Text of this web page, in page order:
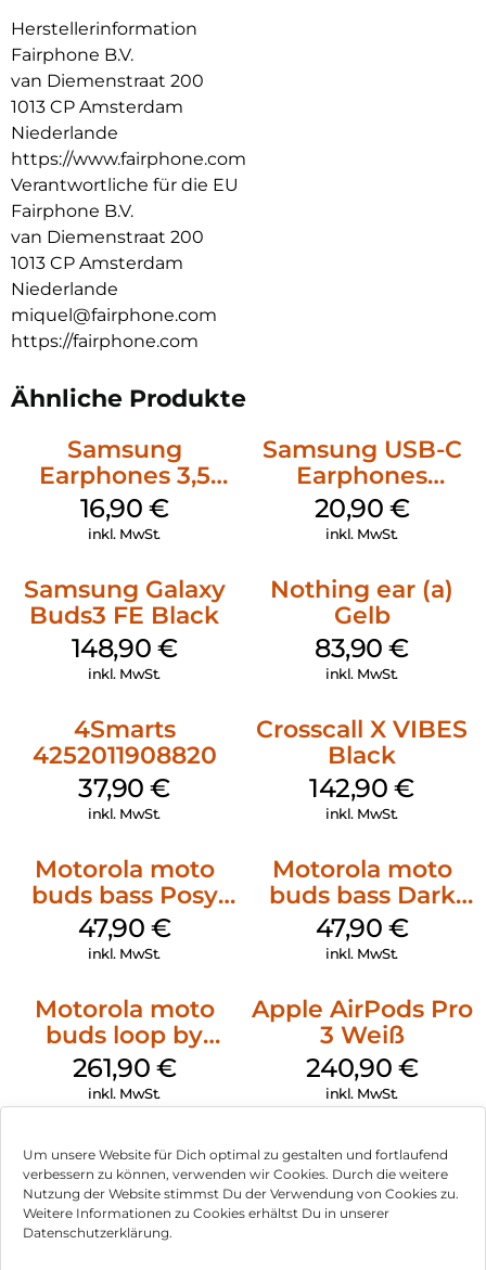
Um unsere Website für Dich optimal zu gestalten und fortlaufend
verbessern zu können, verwenden wir Cookies. Durch die weitere
Nutzung der Website stimmst Du der Verwendung von Cookies zu.
Weitere Informationen zu Cookies erhältst Du in unserer
Datenschutzerklärung.
mit neun austauschbaren Ersatzteilen (einschließlich des
Staub und Feuchtigkeit. Zudem sind sie fairer denn je, da sie
mehr faire und recycelte Materialien enthalten, darunter
mehr als 80% recycelte Kunststoffe und 100 % recycelte
Seltenerdelemente in den Magneten. Die neuen Fairbuds XL
werden zu 100 % mit erneuerbarer Energie hergestellt und
sind zudem zu 100 % elektromüllneutral. Sie sind in zwei
frischen Farben erhältlich und bieten eine dreijährige
Garantie für zusätzliche Sicherheit. Hol dir die neuen
Fairbuds XL. Erstklassiger Klang und langlebiges Design.
Herstellerinformation
Fairphone B.V.
van Diemenstraat 200
1013 CP Amsterdam
Niederlande
https://www.fairphone.com
Verantwortliche für die EU
Fairphone B.V.
van Diemenstraat 200
1013 CP Amsterdam
Niederlande
miquel@fairphone.com
https://fairphone.com
Ähnliche Produkte
Samsung
Earphones 3,5
mm Schwarz
16,90 €
inkl. MwSt.
Samsung USB-C
Earphones
Schwarz
20,90 €
inkl. MwSt.
Samsung Galaxy
Buds3 FE Black
148,90 €
inkl. MwSt.
Nothing ear (a)
Gelb
83,90€
inkl. MwSt.
4Smarts
4252011908820
37,90€
inkl. MwSt.
Crosscall X VIBES
Black
142,90€
inkl. MwSt.
Motorola moto
buds bass Posy
Green
47,90 €
inkl. MwSt.
Motorola moto
buds bass Dark
Shadow
47,90 €
inkl. MwSt.
Motorola moto
buds loop by
Swarovski French
Oak
261,90 €
inkl. MwSt.
Apple AirPods Pro
3 Weiß
240,90 €
inkl. MwSt.
Impressum